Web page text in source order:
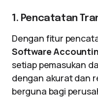
1. Pencatatan
Dengan fitur
Software
setiap pemasukan
dengan akurat dan
berguna bagi